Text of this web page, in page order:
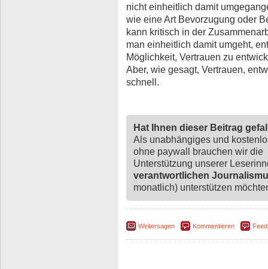
nicht einheitlich damit
wie eine Art Bevorzugung oder
kann kritisch in der
man einheitlich damit umgeht,
Möglichkeit, Vertrauen zu
Aber, wie gesagt, Vertrauen,
schnell.
Hat Ihnen dieser Beitrag
Als unabhängiges und
ohne paywall brauchen wir die
Unterstützung unserer
verantwortlichen
monatlich) unterstützen
Weitersagen Kommentieren